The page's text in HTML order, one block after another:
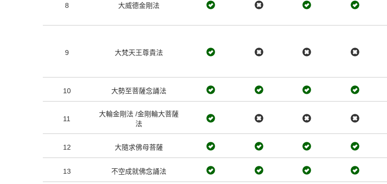
8 大威德金剛法
9 大梵天王尊貴法
10 大勢至菩薩念誦法
11
大輪金剛法 /金剛輪大菩薩
法
12 大隨求佛母菩薩
13 不空成就佛念誦法